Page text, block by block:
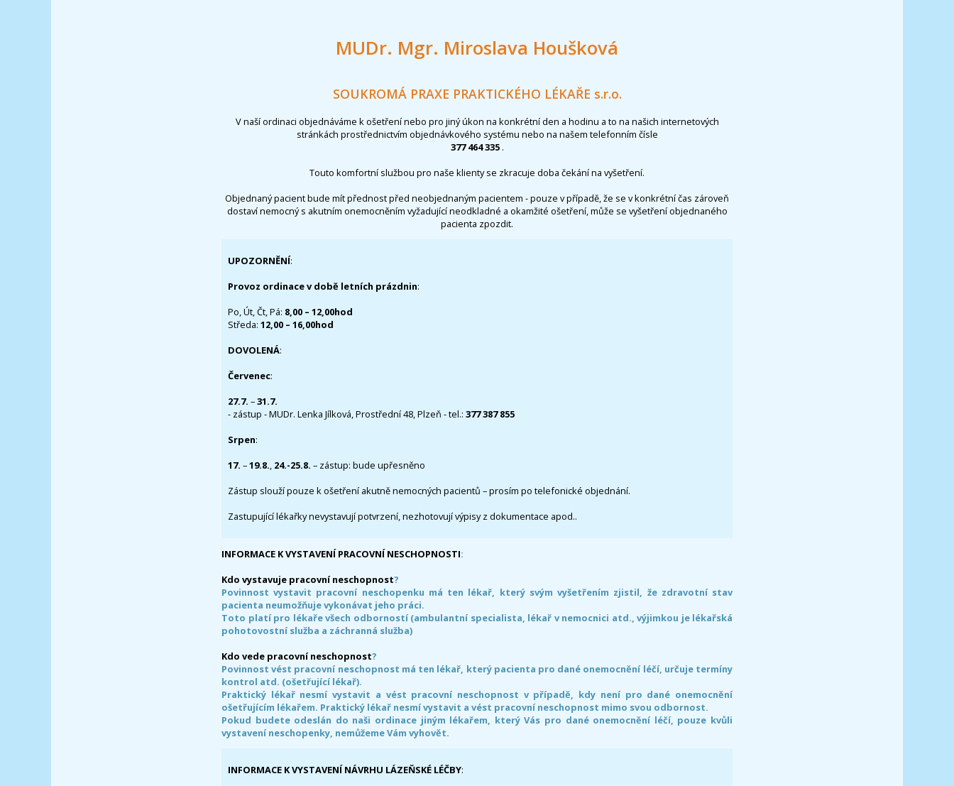
MUDr. Mgr. Miroslava Houšková
SOUKROMÁ PRAXE PRAKTICKÉHO LÉKAŘE s.r.o.
V naší ordinaci objednáváme k ošetření nebo pro jiný úkon na konkrétní den a hodinu a to na našich internetových
stránkách prostřednictvím objednávkového systému nebo na našem telefonním čísle
377 464 335 .
Touto komfortní službou pro naše klienty se zkracuje doba čekání na vyšetření.
Objednaný pacient bude mít přednost před neobjednaným pacientem - pouze v případě, že se v konkrétní čas zároveň
dostaví nemocný s akutním onemocněním vyžadující neodkladné a okamžité ošetření, může se vyšetření objednaného
pacienta zpozdit.
UPOZORNĚNÍ:
Provoz ordinace v době letních prázdnin:
Po, Út, Čt, Pá: 8,00 – 12,00hod
Středa: 12,00 – 16,00hod
DOVOLENÁ:
Červenec:
27.7. –31.7.
- zástup - MUDr. Lenka Jílková, Prostřední 48, Plzeň - tel.: 377 387 855
Srpen:
17. –19.8., 24.-25.8. – zástup: bude upřesněno
Zástup slouží pouze k ošetření akutně nemocných pacientů – prosím po telefonické objednání.
Zastupující lékařky nevystavují potvrzení, nezhotovují výpisy z dokumentace apod..
INFORMACE K VYSTAVENÍ PRACOVNÍ NESCHOPNOSTI:
Kdo vystavuje pracovní neschopnost?
Povinnost vystavit pracovní neschopenku má ten lékař, který svým vyšetřením zjistil, že zdravotní stav
pacienta neumožňuje vykonávat jeho práci.
Toto platí pro lékaře všech odborností (ambulantní specialista, lékař v nemocnici atd., výjimkou je lékařská
pohotovostní služba a záchranná služba)
Kdo vede pracovní neschopnost?
Povinnost vést pracovní neschopnost má ten lékař, který pacienta pro dané onemocnění léčí, určuje termíny
kontrol atd. (ošetřující lékař).
Praktický lékař nesmí vystavit a vést pracovní neschopnost v případě, kdy není pro dané onemocnění
ošetřujícím lékařem. Praktický lékař nesmí vystavit a vést pracovní neschopnost mimo svou odbornost.
Pokud budete odeslán do naši ordinace jiným lékařem, který Vás pro dané onemocnění léčí, pouze kvůli
vystavení neschopenky, nemůžeme Vám vyhovět.
INFORMACE K VYSTAVENÍ NÁVRHU LÁZEŇSKÉ LÉČBY: